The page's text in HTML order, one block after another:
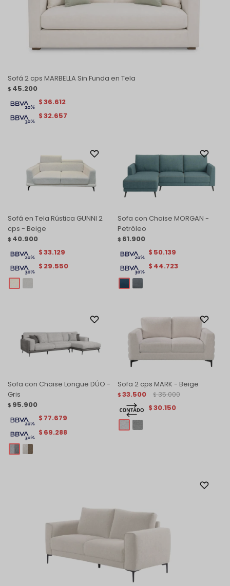
Sofá 2 cps MARBELLA Sin Funda en Tela
$ 45.200
$32.657
$36.612
Sofá en Tela Rústica GUNNI 2
cps - Beige
$ 40.900
$ 29.550
$33.129
Sofa con Chaise MORGAN -
Petróleo
$ 61.900
$ 44.723
$ 50.139
Sofa con Chaise Longue DÚO -
Gris
$ 95.900
$ 69.288
$ 77.679
Sofa 2 cps MARK - Beige
$ 33.500 $ 35.000
$30.150